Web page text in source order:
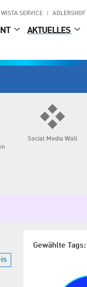
WISTA.SERVICE ADLERSHOF
AKTUELLES
Social Media Wall
Gewählte Tags: